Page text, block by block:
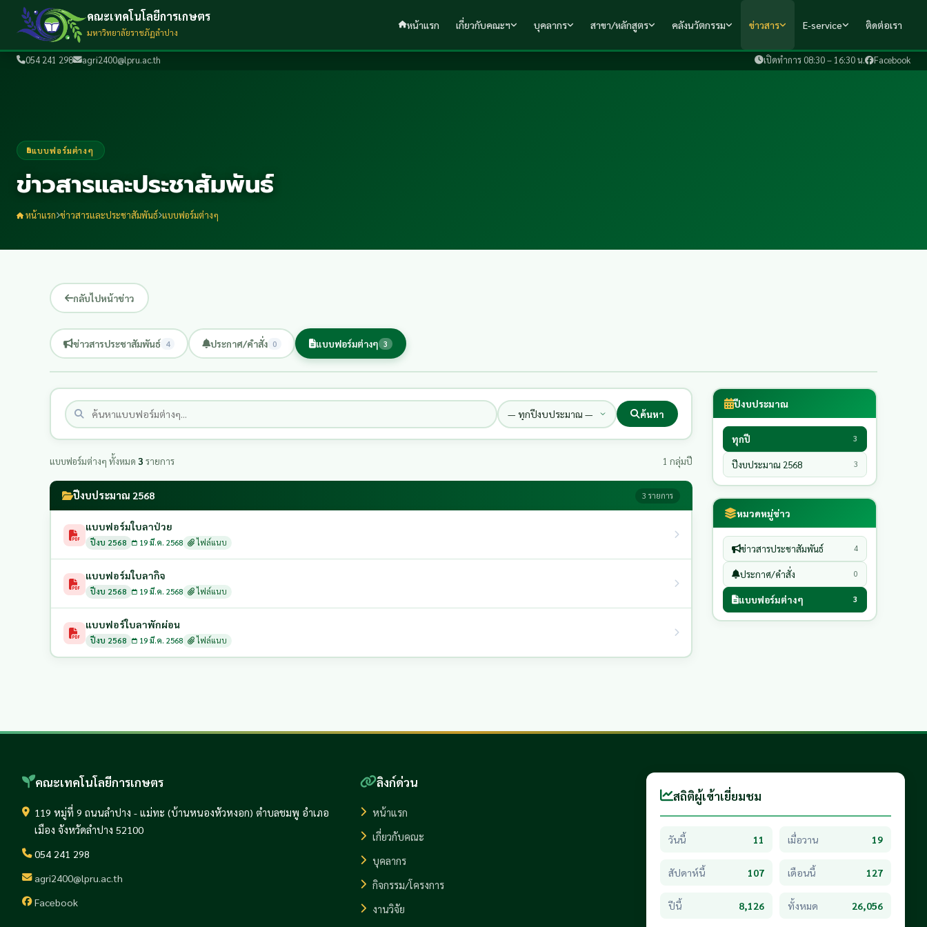
054 241 298 agri2400@lpru.ac.th เปิดทำการ 08:30 – 16:30 น. Facebook
คณะเทคโนโลยีการเกษตร
มหาวิทยาลัยราชภัฏลำปาง
หน้าแรก เกี่ยวกับคณะฯ บุคลากร สาขา/หลักสูตร คลังนวัตกรรม ข่าวสาร E-service ติดต่อเรา
แบบฟอร์มต่างๆ
ข่าวสารและประชาสัมพันธ์
หน้าแรก ข่าวสารและประชาสัมพันธ์ แบบฟอร์มต่างๆ
กลับไปหน้าข่าว
ข่าวสารประชาสัมพันธ์ 4 ประกาศ/คำสั่ง 0 แบบฟอร์มต่างๆ 3
ค้นหา
แบบฟอร์มต่างๆ ทั้งหมด 3 รายการ 1 กลุ่มปี
ปีงบประมาณ 2568 3 รายการ
แบบฟอร์มใบลาป่วย
ปีงบ 2568 19 มี.ค. 2568 ไฟล์แนบ
แบบฟอร์มใบลากิจ
ปีงบ 2568 19 มี.ค. 2568 ไฟล์แนบ
แบบฟอร์ใบลาพักผ่อน
ปีงบ 2568 19 มี.ค. 2568 ไฟล์แนบ
ปีงบประมาณ
ทุกปี 3
ปีงบประมาณ 2568 3
หมวดหมู่ข่าว
ข่าวสารประชาสัมพันธ์ 4
ประกาศ/คำสั่ง 0
แบบฟอร์มต่างๆ 3
คณะเทคโนโลยีการเกษตร
119 หมู่ที่ 9 ถนนลำปาง - แม่ทะ (บ้านหนองหัวหงอก) ตำบลชมพู อำเภอ
เมือง จังหวัดลำปาง 52100
054 241 298
agri2400@lpru.ac.th
Facebook
ลิงก์ด่วน
หน้าแรก
เกี่ยวกับคณะ
บุคลากร
กิจกรรม/โครงการ
งานวิจัย
สถิติผู้เข้าเยี่ยมชม
วันนี้ 11 เมื่อวาน 19
สัปดาห์นี้ 107 เดือนนี้ 127
ปีนี้ 8,126 ทั้งหมด 26,056